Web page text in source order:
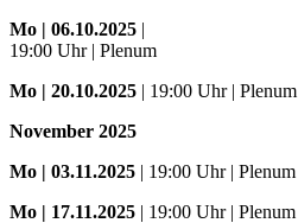
Mo | 06.10.2025 |
19:00 Uhr | Plenum
Mo | 20.10.2025 | 19:00 Uhr | Plenum
November 2025
Mo | 03.11.2025 | 19:00 Uhr | Plenum
Mo | 17.11.2025 | 19:00 Uhr | Plenum